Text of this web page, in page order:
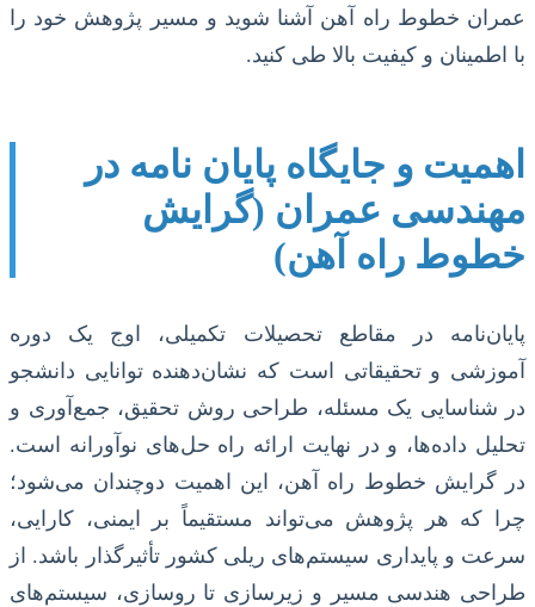
عمران خطوط راه آهن آشنا شوید و مسیر پژوهش خود را
با اطمینان و کیفیت بالا طی کنید.
اهمیت و جایگاه پایان نامه در
مهندسی عمران (گرایش
خطوط راه آهن)
پایان‌نامه در مقاطع تحصیلات تکمیلی، اوج یک دوره
آموزشی و تحقیقاتی است که نشان‌دهنده توانایی دانشجو
در شناسایی یک مسئله، طراحی روش تحقیق، جمع‌آوری و
تحلیل داده‌ها، و در نهایت ارائه راه حل‌های نوآورانه است.
در گرایش خطوط راه آهن، این اهمیت دوچندان می‌شود؛
چرا که هر پژوهش می‌تواند مستقیماً بر ایمنی، کارایی،
سرعت و پایداری سیستم‌های ریلی کشور تأثیرگذار باشد. از
طراحی هندسی مسیر و زیرسازی تا روسازی، سیستم‌های